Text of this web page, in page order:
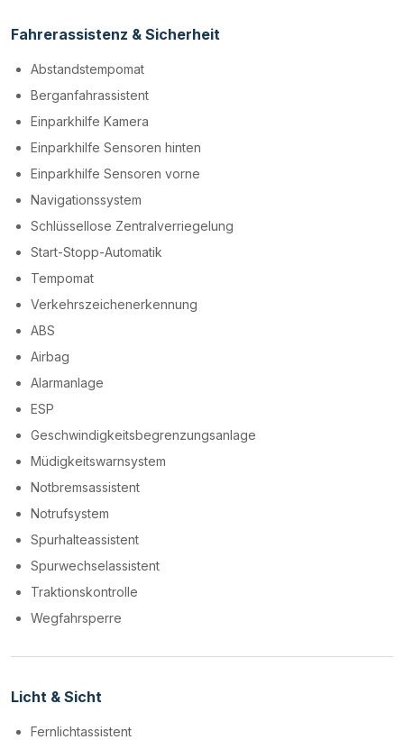
Fahrerassistenz & Sicherheit
Abstandstempomat
Berganfahrassistent
Einparkhilfe Kamera
Einparkhilfe Sensoren hinten
Einparkhilfe Sensoren vorne
Navigationssystem
Schlüssellose Zentralverriegelung
Start-Stopp-Automatik
Tempomat
Verkehrszeichenerkennung
ABS
Airbag
Alarmanlage
ESP
Geschwindigkeitsbegrenzungsanlage
Müdigkeitswarnsystem
Notbremsassistent
Notrufsystem
Spurhalteassistent
Spurwechselassistent
Traktionskontrolle
Wegfahrsperre
Licht & Sicht
Fernlichtassistent